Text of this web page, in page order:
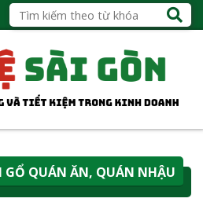
GỔ QUÁN ĂN, QUÁN NHẬU